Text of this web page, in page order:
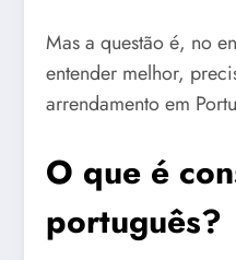
Mas a questão é, no
entender melhor,
arrendamento em
O que é
português?